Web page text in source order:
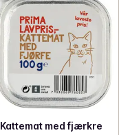
Kattemat med fjærkre